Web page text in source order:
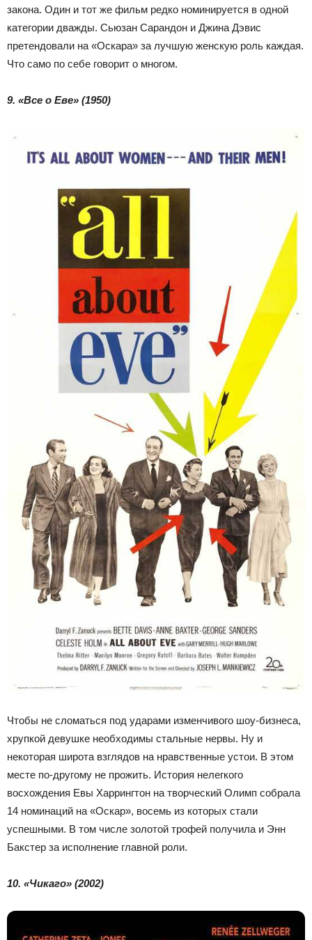
закона. Один и тот же фильм редко номинируется в одной
категории дважды. Сьюзан Сарандон и Джина Дэвис
претендовали на «Оскара» за лучшую женскую роль каждая.
Что само по себе говорит о многом.
9. «Все о Еве» (1950)
Чтобы не сломаться под ударами изменчивого шоу-бизнеса,
хрупкой девушке необходимы стальные нервы. Ну и
некоторая широта взглядов на нравственные устои. В этом
месте по-другому не прожить. История нелегкого
восхождения Евы Харрингтон на творческий Олимп собрала
14 номинаций на «Оскар», восемь из которых стали
успешными. В том числе золотой трофей получила и Энн
Бакстер за исполнение главной роли.
10. «Чикаго» (2002)